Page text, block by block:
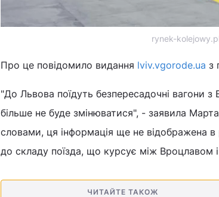
rynek-kolejowy.pl
Про це повідомило видання lviv.vgorode.ua з
"До Львова поїдуть безпересадочні вагони з
більше не буде змінюватися", - заявила
словами, ця інформація ще не відображена
до складу поїзда, що курсує між Вроцлавом
ЧИТАЙТЕ ТАКОЖ